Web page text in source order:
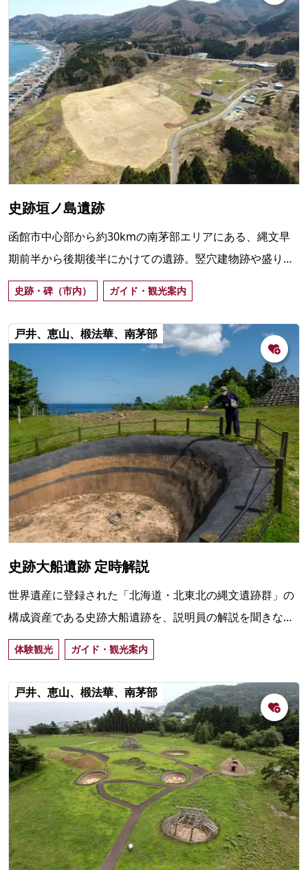
史跡垣ノ島遺跡
函館市中心部から約30kmの南茅部エリアにある、縄文早
期前半から後期後半にかけての遺跡。竪穴建物跡や盛り土
遺構などからなり、2021年7月28日に一般公開開始。
史跡・碑（市内） ガイド・観光案内
戸井、恵山、椴法華、南茅部
史跡大船遺跡 定時解説
世界遺産に登録された「北海道・北東北の縄文遺跡群」の
構成資産である史跡大船遺跡を、説明員の解説を聞きなが
ら巡る約30分のミニツアー。4～10月の毎日10時・13時か
ら、予約不要。
体験観光 ガイド・観光案内
戸井、恵山、椴法華、南茅部